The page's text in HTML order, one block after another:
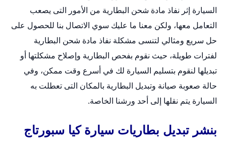
السيارة إثر نفاذ مادة شحن البطارية من الأمور التى يصعب
التعامل معها، ولكن معنا ما عليك سوي الاتصال بنا للحصول على
حل سريع ومثالي لتنسى مشكلة نفاذ مادة شحن البطارية
لفترات طويلة، حيث نقوم بفحص البطارية وإصلاح مشكلتها أو
تبديلها لنقوم بتسليم السيارة لك في أسرع وقت ممكن، وفي
حالة صعوبة صيانة وتبديل البطارية بالمكان التى تعطلت به
السيارة يتم نقلها إلى أحد ورشنا الخاصة.
بنشر تبديل بطاريات سيارة كيا سبورتاج